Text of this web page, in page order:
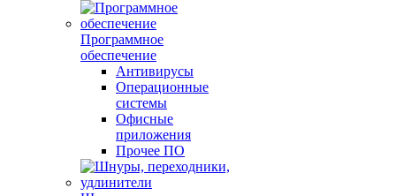
Программное
обеспечение
Антивирусы
Операционные
системы
Офисные
приложения
Прочее ПО